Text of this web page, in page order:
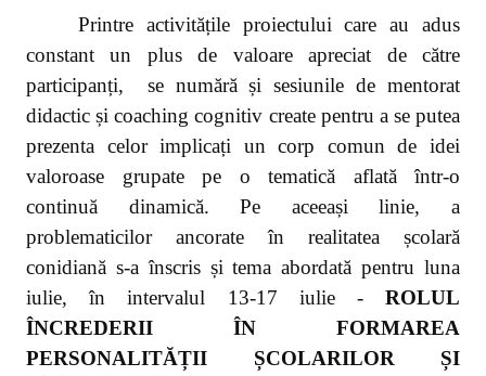
Printre activitățile proiectului care au adus
constant un plus de valoare apreciat de către
participanți, se numără și sesiunile de mentorat
didactic și coaching cognitiv create pentru a se putea
prezenta celor implicați un corp comun de idei
valoroase grupate pe o tematică aflată într-o
continuă dinamică. Pe aceeași linie, a
problematicilor ancorate în realitatea școlară
conidiană s-a înscris și tema abordată pentru luna
iulie,în intervalul 13-17 iulie -ROLUL
ÎNCREDERII ÎN FORMAREA
PERSONALITĂȚII ȘCOLARILOR ȘI